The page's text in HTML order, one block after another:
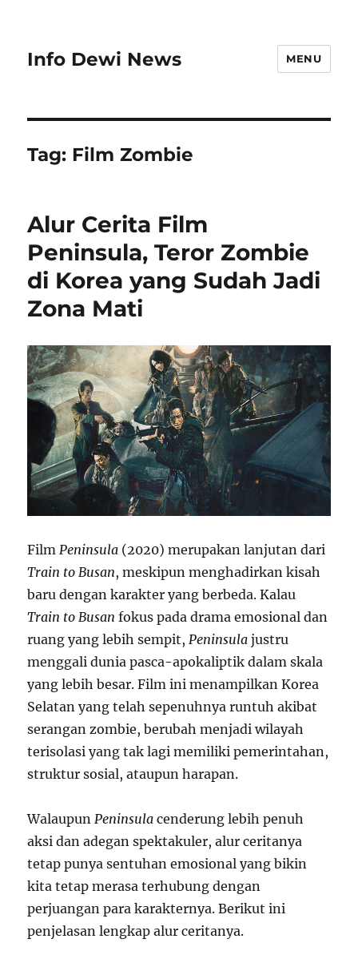
Info Dewi News MENU
Tag: Film Zombie
Alur Cerita Film
Peninsula, Teror Zombie
di Korea yang Sudah Jadi
Zona Mati
FilmPeninsula (2020) merupakan lanjutan dari
Train to Busan, meskipun menghadirkan kisah
baru dengan karakter yang berbeda. Kalau
Train to Busan fokus pada drama emosional dan
ruang yang lebih sempit,Peninsula justru
menggali dunia pasca-apokaliptik dalam skala
yang lebih besar. Film ini menampilkan Korea
Selatan yang telah sepenuhnya runtuh akibat
serangan zombie, berubah menjadi wilayah
terisolasi yang tak lagi memiliki pemerintahan,
struktur sosial, ataupun harapan.
WalaupunPeninsula cenderung lebih penuh
aksi dan adegan spektakuler, alur ceritanya
tetap punya sentuhan emosional yang bikin
kita tetap merasa terhubung dengan
perjuangan para karakternya. Berikut ini
penjelasan lengkap alur ceritanya.